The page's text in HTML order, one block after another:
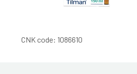
CNK code: 1086610